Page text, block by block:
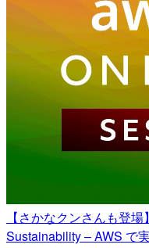
【さかなクンさんも登
Sustainability – AWS で